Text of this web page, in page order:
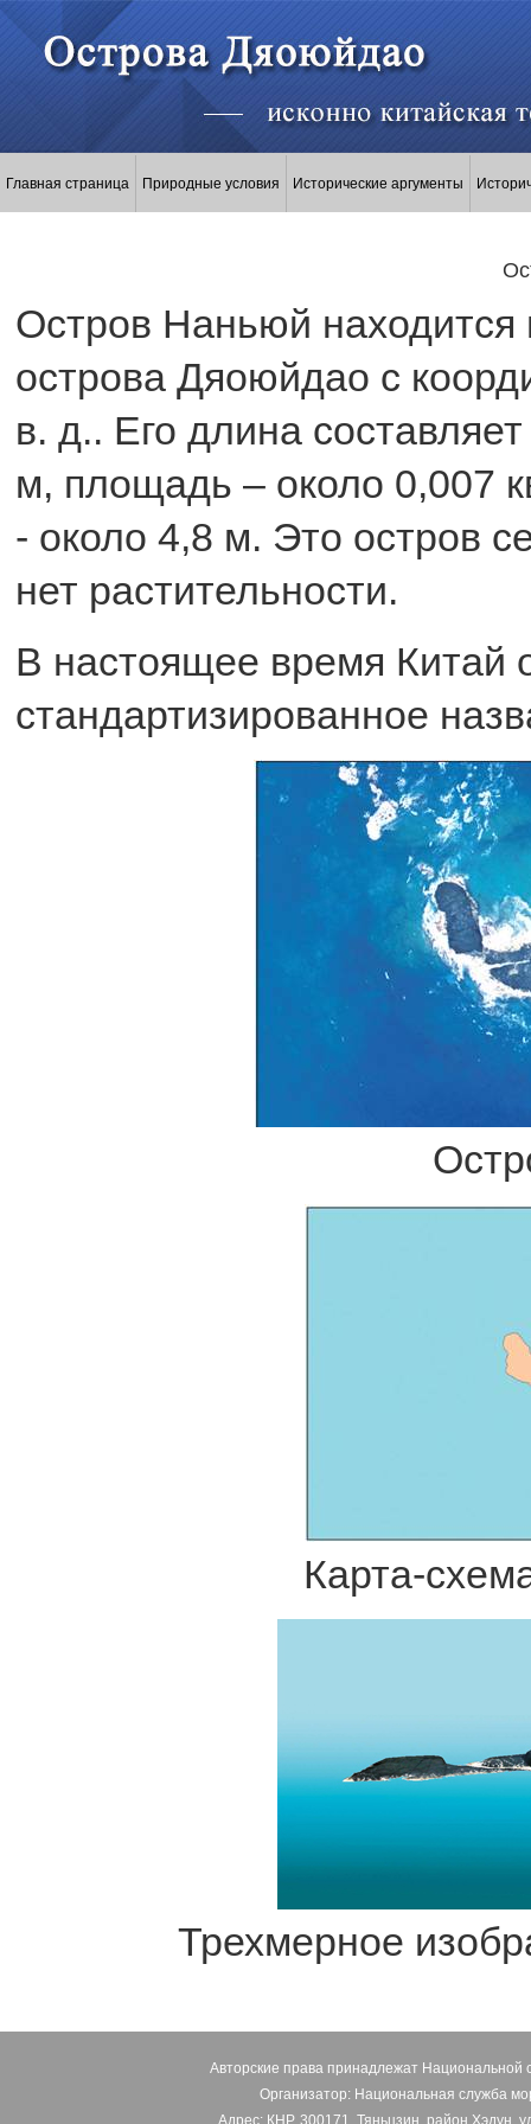
Главная страница Природные условия Исторические аргументы
Остров Наньюй находится
острова Дяоюйдао с
в. д.. Его длина
м, площадь – около 0,007
- около 4,8 м. Это остров
нет растительности.
В настоящее время Китай
стандартизированное
Карта-
Трехмерное
Авторские права принадлежат
Организатор: Национальная служба
Адрес: КНР, 300171, Тяньцзин, район Хэдун,